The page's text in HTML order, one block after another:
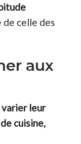
celle des
aux
varier leur
cuisine,